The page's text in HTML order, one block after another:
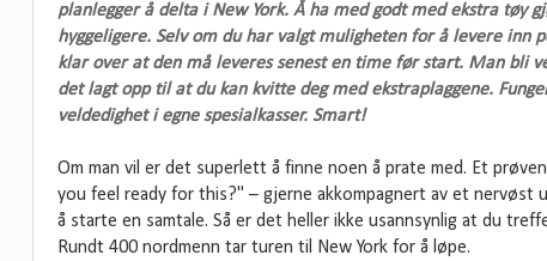
planlegger å delta i New York. Å ha med godt med ekstra tøy
hyggeligere. Selv om du har valgt muligheten for å levere inn
klar over at den må leveres senest en time før start. Man bli
det lagt opp til at du kan kvitte deg med ekstraplaggene.
veldedighet i egne spesialkasser. Smart!
Om man vil er det superlett å finne noen å prate med. Et
you feel ready for this?" – gjerne akkompagnert av et nervøst
å starte en samtale. Så er det heller ikke usannsynlig at du
Rundt 400 nordmenn tar turen til New York for å løpe.